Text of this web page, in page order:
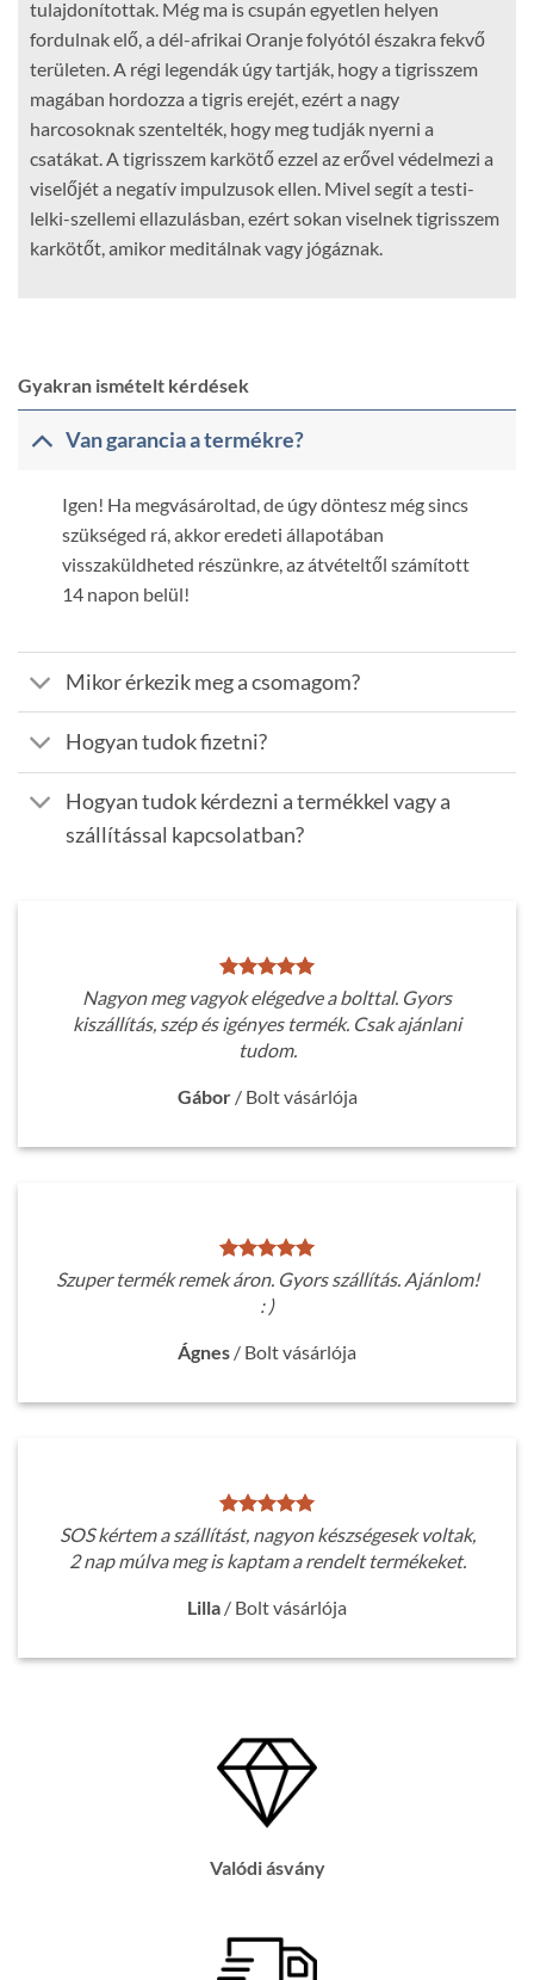
tulajdonítottak. Még ma is csupán egyetlen helyen
fordulnak elő, a dél-afrikai Oranje folyótól északra fekvő
területen. A régi legendák úgy tartják, hogy a tigrisszem
magában hordozza a tigris erejét, ezért a nagy
harcosoknak szentelték, hogy meg tudják nyerni a
csatákat. A tigrisszem karkötő ezzel az erővel védelmezi a
viselőjét a negatív impulzusok ellen. Mivel segít a testi-
lelki-szellemi ellazulásban, ezért sokan viselnek tigrisszem
karkötőt, amikor meditálnak vagy jógáznak.
Gyakran ismételt kérdések
Van garancia a termékre?
Igen! Ha megvásároltad, de úgy döntesz még sincs
szükséged rá, akkor eredeti állapotában
visszaküldheted részünkre, az átvételtől számított
14 napon belül!
Mikor érkezik meg a csomagom?
Hogyan tudok fizetni?
Hogyan tudok kérdezni a termékkel vagy a
szállítással kapcsolatban?
Nagyon meg vagyok elégedve a bolttal. Gyors
kiszállítás, szép és igényes termék. Csak ajánlani
tudom.
Gábor / Bolt vásárlója
Szuper termék remek áron. Gyors szállítás. Ajánlom!
: )
Ágnes / Bolt vásárlója
SOS kértem a szállítást, nagyon készségesek voltak,
2 nap múlva meg is kaptam a rendelt termékeket.
Lilla / Bolt vásárlója
Valódi ásvány